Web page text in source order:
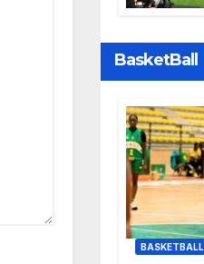
BasketBall
BASKETBALL